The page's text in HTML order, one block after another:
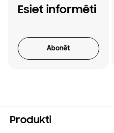
Esiet informēti
Abonēt
Produkti